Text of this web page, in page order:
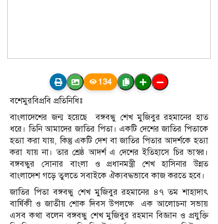
134
বশেমুরবিপ্রবি প্রতিনিধিঃ
বাংলাদেশের জন্ম হয়েছে বঙ্গবন্ধু শেখ মুজিবুর রহমানের হাত
ধরে। তিনি আমাদের জাতির পিতা। একটি দেশের জাতির পিতাকে
হত্যা করা যায়, কিন্তু একটি দেশ বা জাতির পিতার আদর্শকে হত্যা
করা যায় না। তার শ্রেষ্ঠ আদর্শ এ দেশের ইতিহাসে চির ভাস্বর।
বঙ্গবন্ধুর সোনার বাংলা ও প্রধানমন্ত্রী শেখ হাসিনার উন্নত
বাংলাদেশ গড়ে তুলতে সবাইকে ঐক্যবদ্ধভাবে কাজ করতে হবে।
জাতির পিতা বঙ্গবন্ধু শেখ মুজিবুর রহমানের ৪৭ তম শাহাদাৎ
বার্ষিকী ও জাতীয় শোক দিবস উপলক্ষে এক আলোচনা সভায়
এসব কথা বলেন বঙ্গবন্ধু শেখ মুজিবুর রহমান বিজ্ঞান ও প্রযুক্তি